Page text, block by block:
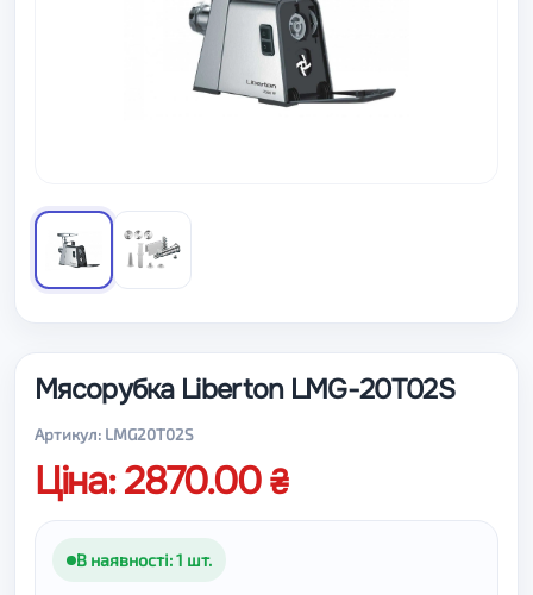
Мясорубка Liberton LMG-20T02S
Артикул: LMG20T02S
Ціна: 2870.00
В наявності: 1 шт.